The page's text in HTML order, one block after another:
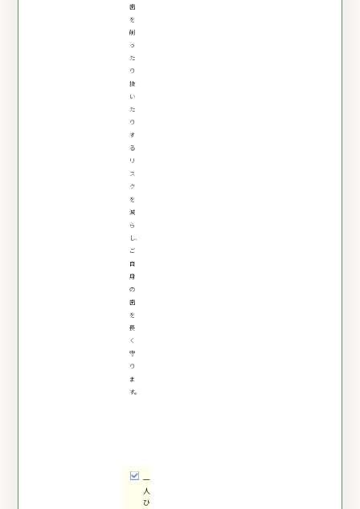
歯
を
削
っ
た
り
抜
い
た
り
す
る
リ
ス
ク
を
減
ら
し、
ご
自
身
の
歯
を
長
く
守
り
ま
す。
一
人
ひ